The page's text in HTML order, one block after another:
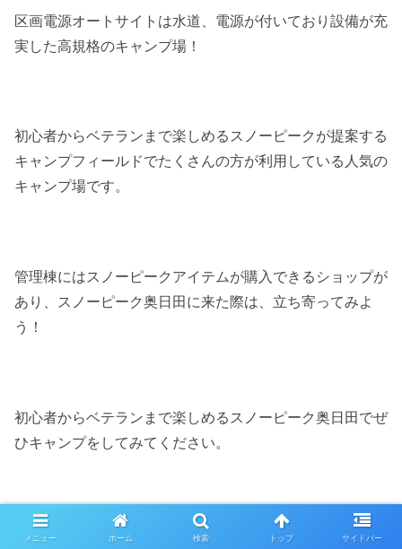
区画電源オートサイトは水道、電源が付いており設備が充
実した高規格のキャンプ場！
初心者からベテランまで楽しめるスノーピークが提案する
キャンプフィールドでたくさんの方が利用している人気の
キャンプ場です。
管理棟にはスノーピークアイテムが購入できるショップが
あり、スノーピーク奥日田に来た際は、立ち寄ってみよ
う！
初心者からベテランまで楽しめるスノーピーク奥日田でぜ
ひキャンプをしてみてください。
メニュー ホーム 検索 トップ サイドバー